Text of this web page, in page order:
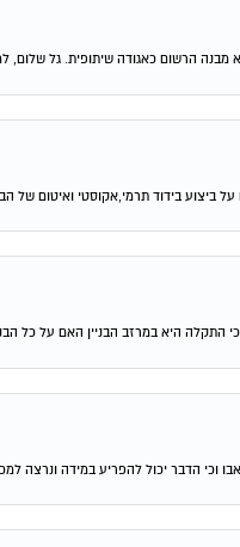
הרשום כאגודה שיתופית. גל שלום,
ביצוע בידוד תרמי,אקוסטי ואיטום של
התקלה היא במרזב הבניין האם על כל
וכי הדבר יכול להפריע במידה ונרצה